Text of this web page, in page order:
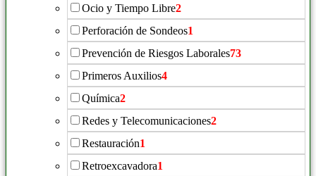
Ocio y Tiempo Libre2
Perforación de Sondeos1
Prevención de Riesgos Laborales73
Primeros Auxilios4
Química2
Redes y Telecomunicaciones2
Restauración1
Retroexcavadora1